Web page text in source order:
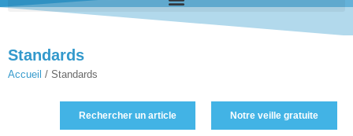
Standards
Accueil / Standards
Rechercher un article Notre veille gratuite